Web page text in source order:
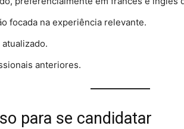
focada na experiência relevante.
anteriores.
para se candidatar